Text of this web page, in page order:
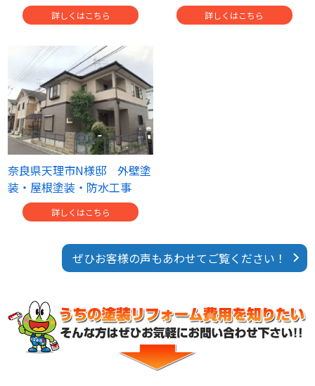
詳しくはこちら 詳しくはこちら
奈良県天理市N様邸 外壁塗
装・屋根塗装・防水工事
詳しくはこちら
ぜひお客様の声もあわせてご覧ください！